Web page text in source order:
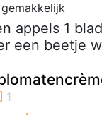
appels 1
een beetje